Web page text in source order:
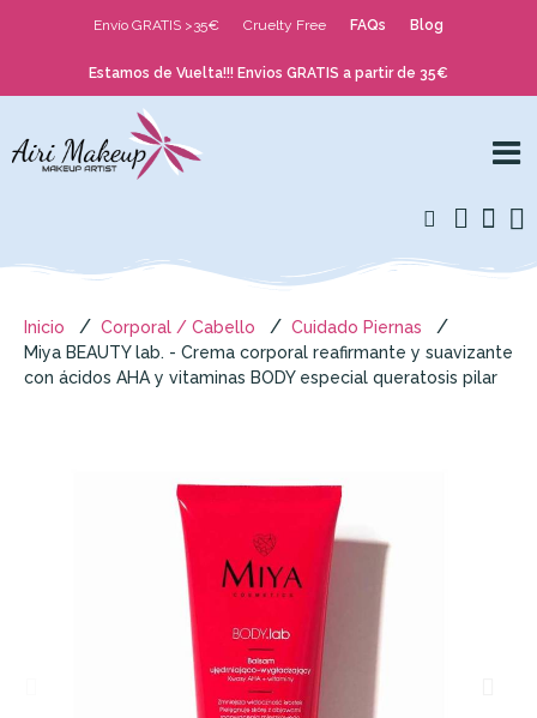
Envío GRATIS >35€ Cruelty Free FAQs Blog
Estamos de Vuelta!!! Envios GRATIS a partir de 35€
Inicio Corporal / Cabello
Cuidado Piernas
Miya BEAUTY lab. - Crema corporal reafirmante y suavizante
con ácidos AHA y vitaminas BODY especial queratosis pilar